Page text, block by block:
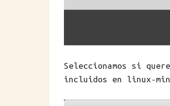
Seleccionamos si
incluidos en linux-